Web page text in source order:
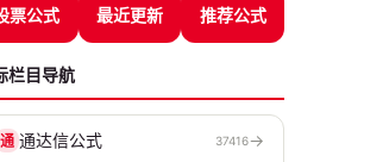
票公式 最近更新 推荐公式
栏目导航
通 通达信公式 37416→